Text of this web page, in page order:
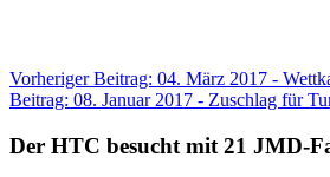
Vorheriger Beitrag: 04. März 2017 -
Beitrag: 08. Januar 2017 - Zuschlag für
Der HTC besucht mit 21 JMD-